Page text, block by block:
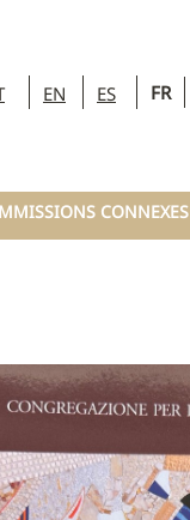
EN ES FR
CONNEXES